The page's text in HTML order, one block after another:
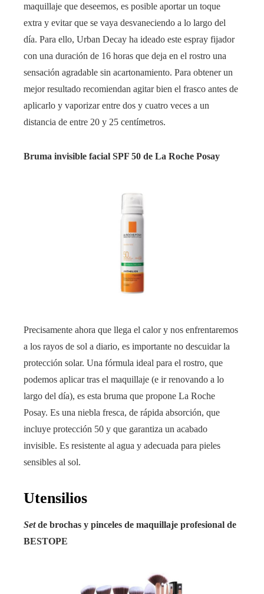
maquillaje que deseemos, es posible aportar un toque
extra y evitar que se vaya desvaneciendo a lo largo del
día. Para ello, Urban Decay ha ideado este espray fijador
con una duración de 16 horas que deja en el rostro una
sensación agradable sin acartonamiento. Para obtener un
mejor resultado recomiendan agitar bien el frasco antes de
aplicarlo y vaporizar entre dos y cuatro veces a un
distancia de entre 20 y 25 centímetros.
Bruma invisible facial SPF 50 de La Roche Posay
Precisamente ahora que llega el calor y nos enfrentaremos
a los rayos de sol a diario, es importante no descuidar la
protección solar. Una fórmula ideal para el rostro, que
podemos aplicar tras el maquillaje (e ir renovando a lo
largo del día), es esta bruma que propone La Roche
Posay. Es una niebla fresca, de rápida absorción, que
incluye protección 50 y que garantiza un acabado
invisible. Es resistente al agua y adecuada para pieles
sensibles al sol.
Utensilios
Setde brochas y pinceles de maquillaje profesional de
BESTOPE